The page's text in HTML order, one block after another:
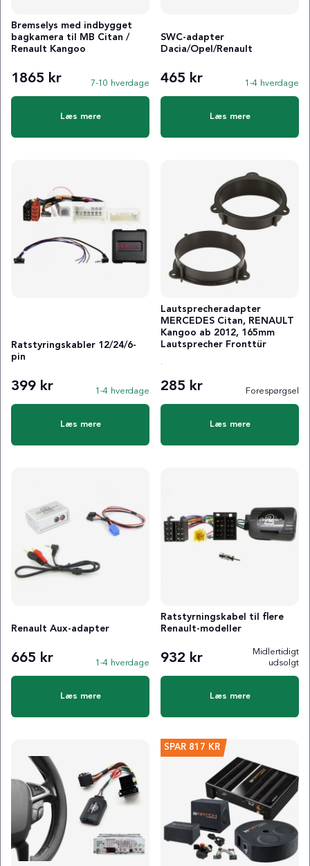
Bremselys med indbygget
bagkamera til MB Citan /
Renault Kangoo
1865 kr 7-10 hverdage
Læs mere
SWC-adapter
Dacia/Opel/Renault
465 kr 1-4 hverdage
Læs mere
Ratstyringskabler 12/24/6-
pin
399 kr 1-4 hverdage
Læs mere
Lautsprecheradapter
MERCEDES Citan, RENAULT
Kangoo ab 2012, 165mm
Lautsprecher Fronttür
.
285 kr Forespørgsel
Læs mere
Renault Aux-adapter
665 kr 1-4 hverdage
Læs mere
Ratstyrningskabel til flere
Renault-modeller
932 kr
Midlertidigt
udsolgt
Læs mere
SPAR 817 KR